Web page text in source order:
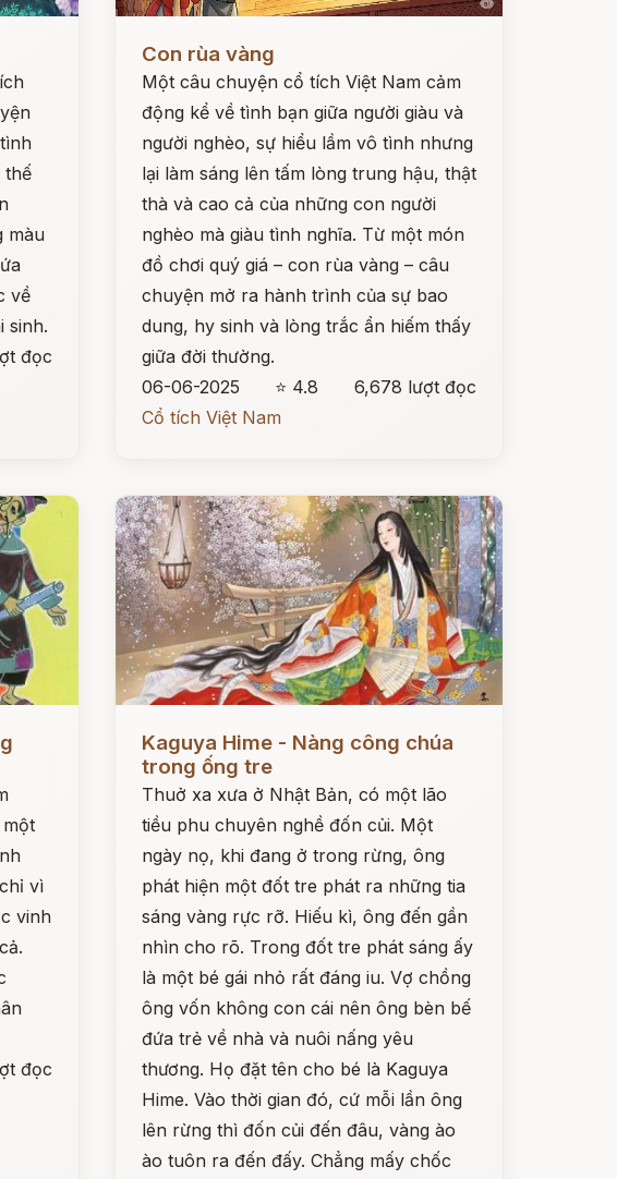
thế
màu
về
sinh.
đọc
Con rùa vàng
Một câu chuyện cổ tích Việt Nam cảm
động kể về tình bạn giữa người giàu và
người nghèo, sự hiểu lầm vô tình nhưng
lại làm sáng lên tấm lòng trung hậu, thật
thà và cao cả của những con người
nghèo mà giàu tình nghĩa. Từ một món
đồ chơi quý giá – con rùa vàng – câu
chuyện mở ra hành trình của sự bao
dung, hy sinh và lòng trắc ẩn hiếm thấy
giữa đời thường.
06-06-2025
⭐ 4.8
6,678 lượt đọc
Cổ tích Việt Nam
vì
vinh
đọc
Kaguya Hime - Nàng công chúa
trong ống tre
Thuở xa xưa ở Nhật Bản, có một lão
tiều phu chuyên nghề đốn củi. Một
ngày nọ, khi đang ở trong rừng, ông
phát hiện một đốt tre phát ra những tia
sáng vàng rực rỡ. Hiếu kì, ông đến gần
nhìn cho rõ. Trong đốt tre phát sáng ấy
là một bé gái nhỏ rất đáng iu. Vợ chồng
ông vốn không con cái nên ông bèn bế
đứa trẻ về nhà và nuôi nấng yêu
thương. Họ đặt tên cho bé là Kaguya
Hime. Vào thời gian đó, cứ mỗi lần ông
lên rừng thì đốn củi đến đâu, vàng ào
ào tuôn ra đến đấy. Chẳng mấy chốc